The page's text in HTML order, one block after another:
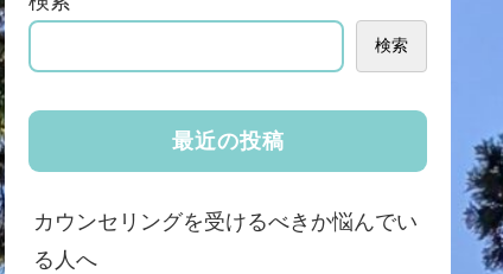
検索
最近の投稿
カウンセリングを受けるべきか悩んでい
る人へ